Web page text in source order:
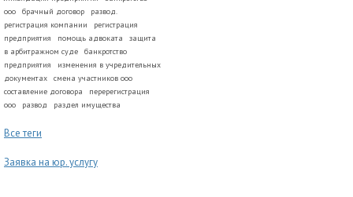
ооо
брачный договор
развод.
регистрация компании
регистрация
предприятия
помощь адвоката
защита
в арбитражном суде
банкротство
предприятия
изменения в учредительных
документах
смена участников ооо
составление договора
перерегистрация
ооо
развод раздел имущества
Все теги
Заявка на юр. услугу